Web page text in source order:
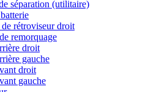
séparation (utilitaire)
rétroviseur droit
remorquage
droit
gauche
droit
gauche